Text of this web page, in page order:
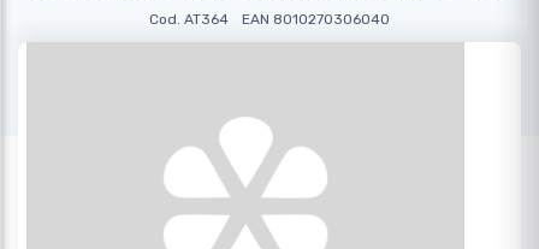
Cod. AT364 EAN 8010270306040